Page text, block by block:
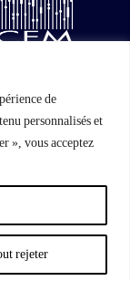
de
personnalisés et
», vous acceptez
rejeter